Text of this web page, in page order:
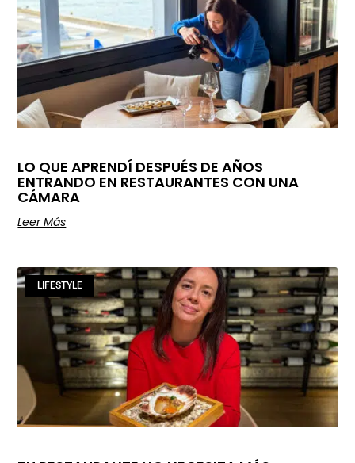
LO QUE APRENDÍ DESPUÉS DE AÑOS
ENTRANDO EN RESTAURANTES CON UNA
CÁMARA
Leer Más
LIFESTYLE